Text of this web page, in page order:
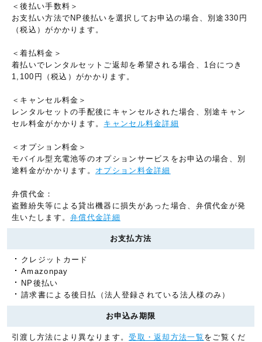
＜後払い手数料＞
お支払い方法でNP後払いを選択してお申込の場合、別途330円
（税込）がかかります。
＜着払料金＞
着払いでレンタルセットご返却を希望される場合、1台につき
1,100円（税込）がかかります。
＜キャンセル料金＞
レンタルセットの手配後にキャンセルされた場合、別途キャン
セル料金がかかります。 キャンセル料金詳細
＜オプション料金＞
モバイル型充電池等のオプションサービスをお申込の場合、別
途料金がかかります。 オプション料金詳細
弁償代金：
盗難紛失等による貸出機器に損失があった場合、弁償代金が発
生いたします。弁償代金詳細
お支払方法
クレジットカード
Amazonpay
NP後払い
請求書による後日払（法人登録されている法人様のみ）
お申込み期限
引渡し方法により異なります。受取・返却方法一覧 をご覧くだ